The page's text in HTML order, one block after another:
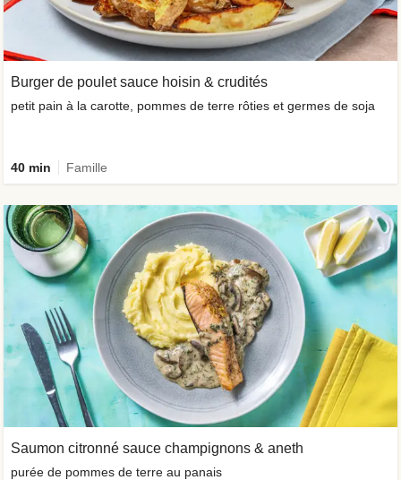
Burger de poulet sauce hoisin & crudités
petit pain à la carotte, pommes de terre rôties et germes de soja
40 min Famille
Saumon citronné sauce champignons & aneth
purée de pommes de terre au panais